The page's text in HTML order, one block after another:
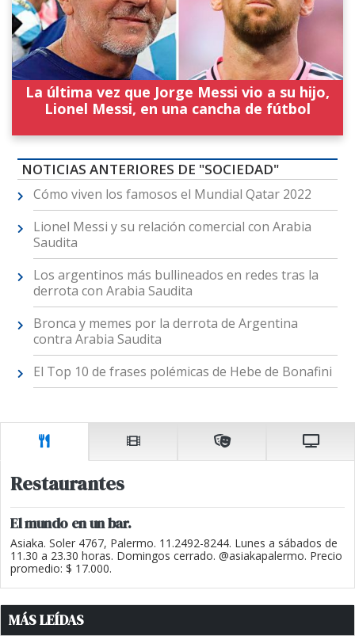
La última vez que Jorge Messi vio a su hijo,
Lionel Messi, en una cancha de fútbol
NOTICIAS ANTERIORES DE "SOCIEDAD"
Cómo viven los famosos el Mundial Qatar 2022
Lionel Messi y su relación comercial con Arabia
Saudita
Los argentinos más bullineados en redes tras la
derrota con Arabia Saudita
Bronca y memes por la derrota de Argentina
contra Arabia Saudita
El Top 10 de frases polémicas de Hebe de Bonafini
Restaurantes
El mundo en un bar.
Asiaka. Soler 4767, Palermo. 11.2492-8244. Lunes a sábados de
11.30 a 23.30 horas. Domingos cerrado. @asiakapalermo. Precio
promedio: $ 17.000.
MÁS LEÍDAS